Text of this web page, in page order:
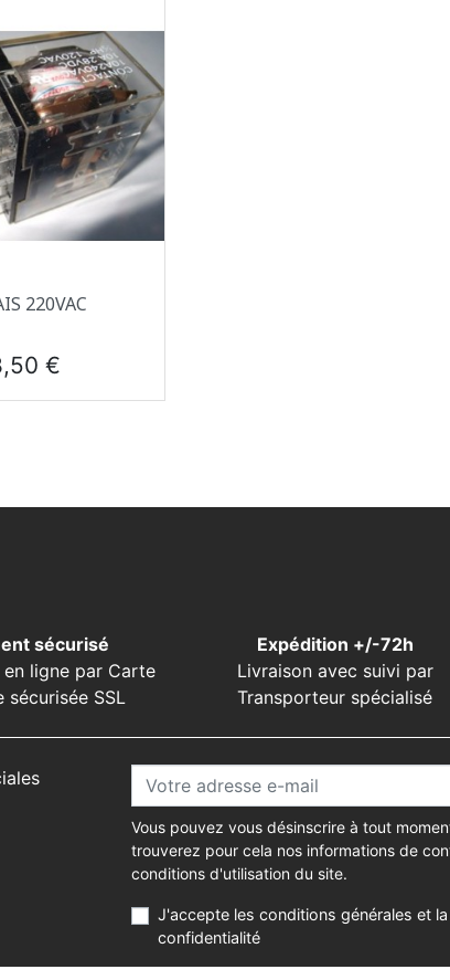
rapide
220VAC
€
sécurisé
ligne par Carte
sécurisée SSL
Expédition +/-72h
Livraison avec suivi par
Transporteur spécialisé
Vous pouvez vous désinscrire à tout
trouverez pour cela nos informations de
conditions d'utilisation du site.
J'accepte les conditions générales et
confidentialité